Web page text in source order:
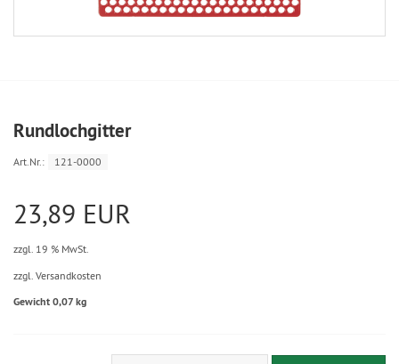
Rundlochgitter
Art.Nr.: 121-0000
23,89 EUR
zzgl. 19 % MwSt.
zzgl. Versandkosten
Gewicht 0,07 kg